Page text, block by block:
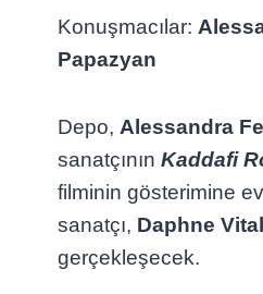
Konuşmacılar:
Papazyan
Depo, Alessandra
sanatçının Kaddafi
filminin gösterimine
sanatçı, Daphne
gerçekleşecek.